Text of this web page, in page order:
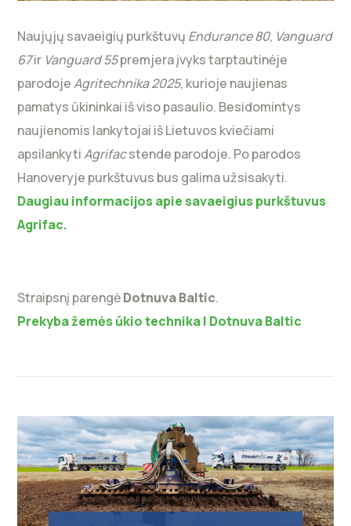
Naujųjų savaeigių purkštuvų Endurance 80, Vanguard
67ir Vanguard 55premjera įvyks tarptautinėje
parodojeAgritechnika 2025, kurioje naujienas
pamatys ūkininkai iš viso pasaulio. Besidomintys
naujienomis lankytojai iš Lietuvos kviečiami
apsilankytiAgrifacstende parodoje. Po parodos
Hanoveryje purkštuvus bus galima užsisakyti.
Daugiau informacijos apie savaeigius purkštuvus
Agrifac.
Straipsnį parengėDotnuva Baltic.
Prekyba žemės ūkio technika | Dotnuva Baltic